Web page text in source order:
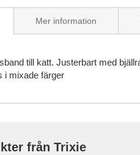
till katt. Justerbart med
i mixade färger
Mer information
från Trixie